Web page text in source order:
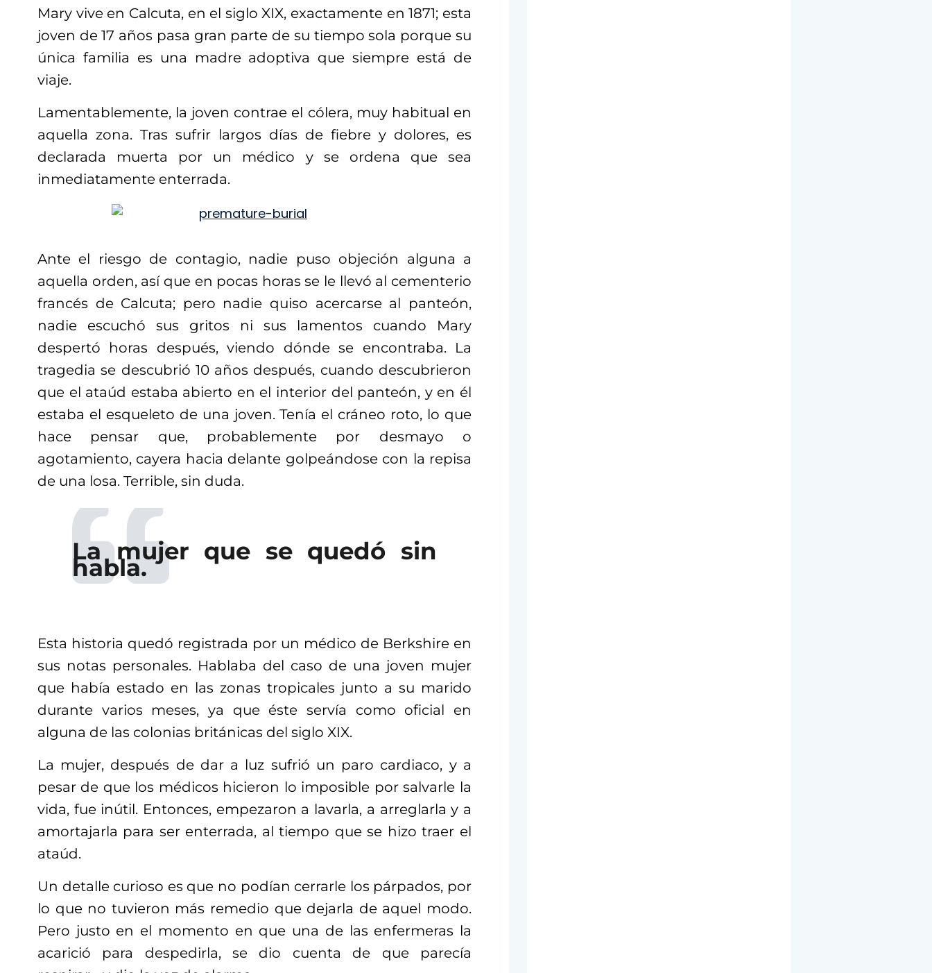
Mary vive en Calcuta, en el siglo XIX, exactamente en 1871; esta
joven de 17 años pasa gran parte de su tiempo sola porque su
única familia es una madre adoptiva que siempre está de
viaje.
Lamentablemente, la joven contrae el cólera, muy habitual en
aquella zona. Tras sufrir largos días de fiebre y dolores, es
declarada muerta por un médico y se ordena que sea
inmediatamente enterrada.
Ante el riesgo de contagio, nadie puso objeción alguna a
aquella orden, así que en pocas horas se le llevó al cementerio
francés de Calcuta; pero nadie quiso acercarse al panteón,
nadie escuchó sus gritos ni sus lamentos cuando Mary
despertó horas después, viendo dónde se encontraba. La
tragedia se descubrió 10 años después, cuando descubrieron
que el ataúd estaba abierto en el interior del panteón, y en él
estaba el esqueleto de una joven. Tenía el cráneo roto, lo que
hace pensar que, probablemente por desmayo o
agotamiento, cayera hacia delante golpeándose con la repisa
de una losa. Terrible, sin duda.
La mujer que se quedó sin
habla.
Esta historia quedó registrada por un médico de Berkshire en
sus notas personales. Hablaba del caso de una joven mujer
que había estado en las zonas tropicales junto a su marido
durante varios meses, ya que éste servía como oficial en
alguna de las colonias británicas del siglo XIX.
La mujer, después de dar a luz sufrió un paro cardiaco, y a
pesar de que los médicos hicieron lo imposible por salvarle la
vida, fue inútil. Entonces, empezaron a lavarla, a arreglarla y a
amortajarla para ser enterrada, al tiempo que se hizo traer el
ataúd.
Un detalle curioso es que no podían cerrarle los párpados, por
lo que no tuvieron más remedio que dejarla de aquel modo.
Pero justo en el momento en que una de las enfermeras la
acarició para despedirla, se dio cuenta de que parecía